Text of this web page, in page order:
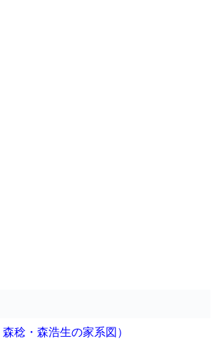
稔・森浩生の家系図）